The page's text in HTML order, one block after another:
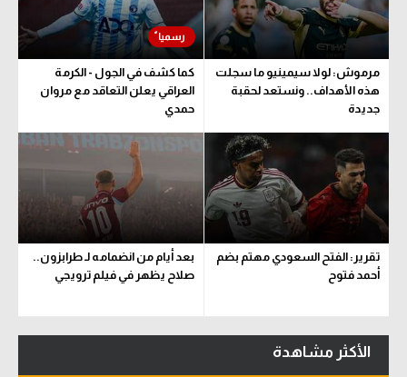
مرموش: لولا سيمينيو ما سجلت
هذه الأهداف.. ونستعد لحقبة
جديدة
كما كشف في الجول - الكرمة
العراقي يعلن التعاقد مع مروان
حمدي
تقرير: الفتح السعودي مهتم بضم
أحمد فتوح
بعد أيام من انضمامه لـ طرابزون..
صلاح يظهر في فيلم ترويجي
الأكثر مشاهدة